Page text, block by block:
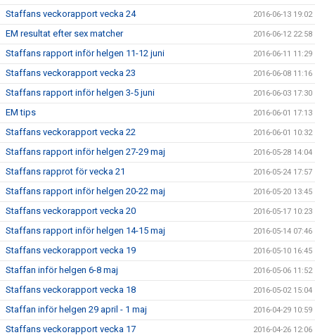
Staffans veckorapport vecka 24 2016-06-13 19:02
EM resultat efter sex matcher 2016-06-12 22:58
Staffans rapport inför helgen 11-12 juni 2016-06-11 11:29
Staffans veckorapport vecka 23 2016-06-08 11:16
Staffans rapport inför helgen 3-5 juni 2016-06-03 17:30
EM tips 2016-06-01 17:13
Staffans veckorapport vecka 22 2016-06-01 10:32
Staffans rapport inför helgen 27-29 maj 2016-05-28 14:04
Staffans rapprot för vecka 21 2016-05-24 17:57
Staffans rapport inför helgen 20-22 maj 2016-05-20 13:45
Staffans veckorapport vecka 20 2016-05-17 10:23
Staffans rapport inför helgen 14-15 maj 2016-05-14 07:46
Staffans veckorapport vecka 19 2016-05-10 16:45
Staffan inför helgen 6-8 maj 2016-05-06 11:52
Staffans veckorapport vecka 18 2016-05-02 15:04
Staffan inför helgen 29 april - 1 maj 2016-04-29 10:59
Staffans veckorapport vecka 17 2016-04-26 12:06